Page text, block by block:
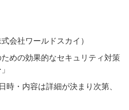
会社ワールドスカイ）
めの効果的なセキュリティ対策
・内容は詳細が決まり次第、